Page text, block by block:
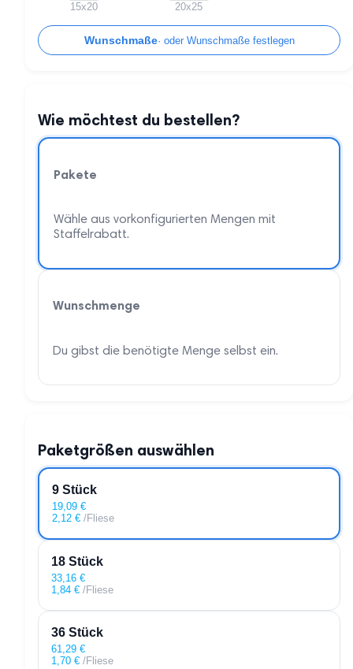
15x20 20x25
Wunschmaße
Wie möchtest du bestellen?
Pakete
Wähle aus vorkonfigurierten Mengen mit
Staffelrabatt.
Wunschmenge
Du gibst die benötigte Menge selbst ein.
Paketgrößen auswählen
9 Stück
19,09 €
2,12 € /Fliese
18 Stück
33,16 €
1,84 € /Fliese
36 Stück
61,29 €
1,70 € /Fliese